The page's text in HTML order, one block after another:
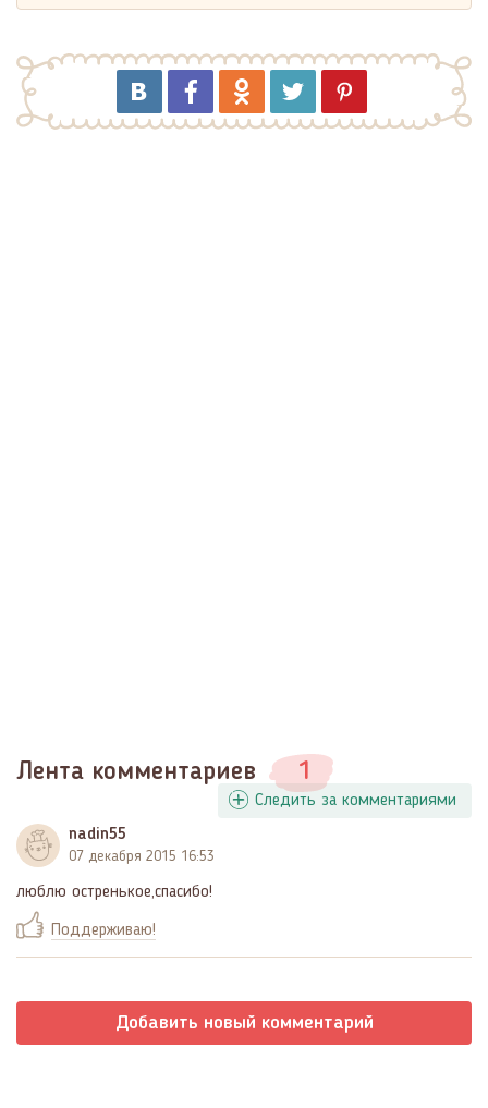
Лента комментариев 1
Следить за комментариями
nadin55
07 декабря 2015 16:53
люблю остренькое,спасибо!
Поддерживаю!
Добавить новый комментарий